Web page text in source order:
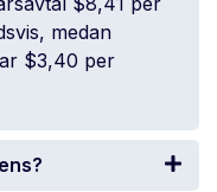
medan
$3,40 per